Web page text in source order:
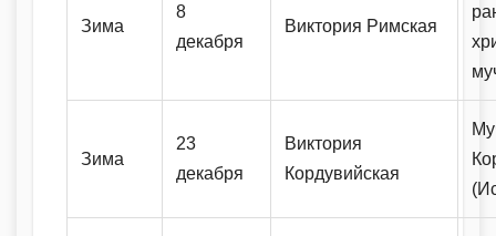
Зима
8
декабря
Виктория Римская
Зима
23
декабря
Виктория
Кордувийская